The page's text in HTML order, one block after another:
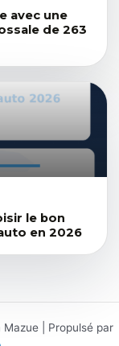
avec une
de 263
le bon
en 2026
| Propulsé par